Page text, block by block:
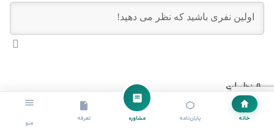
خانه پایان‌نامه مشاوره تعرفه
منو
0نظرات